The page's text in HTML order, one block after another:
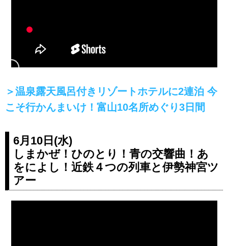
＞温泉露天風呂付きリゾートホテルに2連泊 今
こそ行かんまいけ！富山10名所めぐり3日間
6月10日(水)
しまかぜ！ひのとり！青の交響曲！あ
をによし！近鉄４つの列車と伊勢神宮ツ
アー